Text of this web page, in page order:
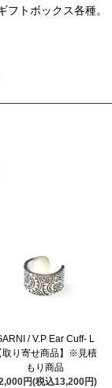
/ V.P Ear Cuff- L
取り寄せ商品】※見積
もり商品
円(税込13,200円)